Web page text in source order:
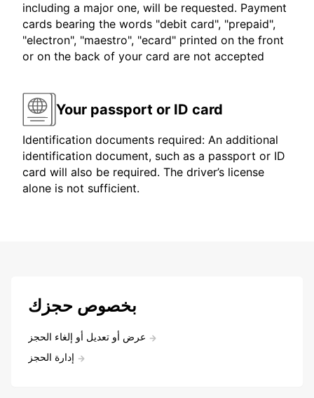
including a major one, will be requested. Payment
cards bearing the words "debit card", "prepaid",
"electron", "maestro", "ecard" printed on the front
or on the back of your card are not accepted
Your passport or ID card
Identification documents required: An additional
identification document, such as a passport or ID
card will also be required. The driver’s license
alone is not sufficient.
بخصوص حجزك
عرض أو تعديل أو إلغاء الحجز
إدارة الحجز